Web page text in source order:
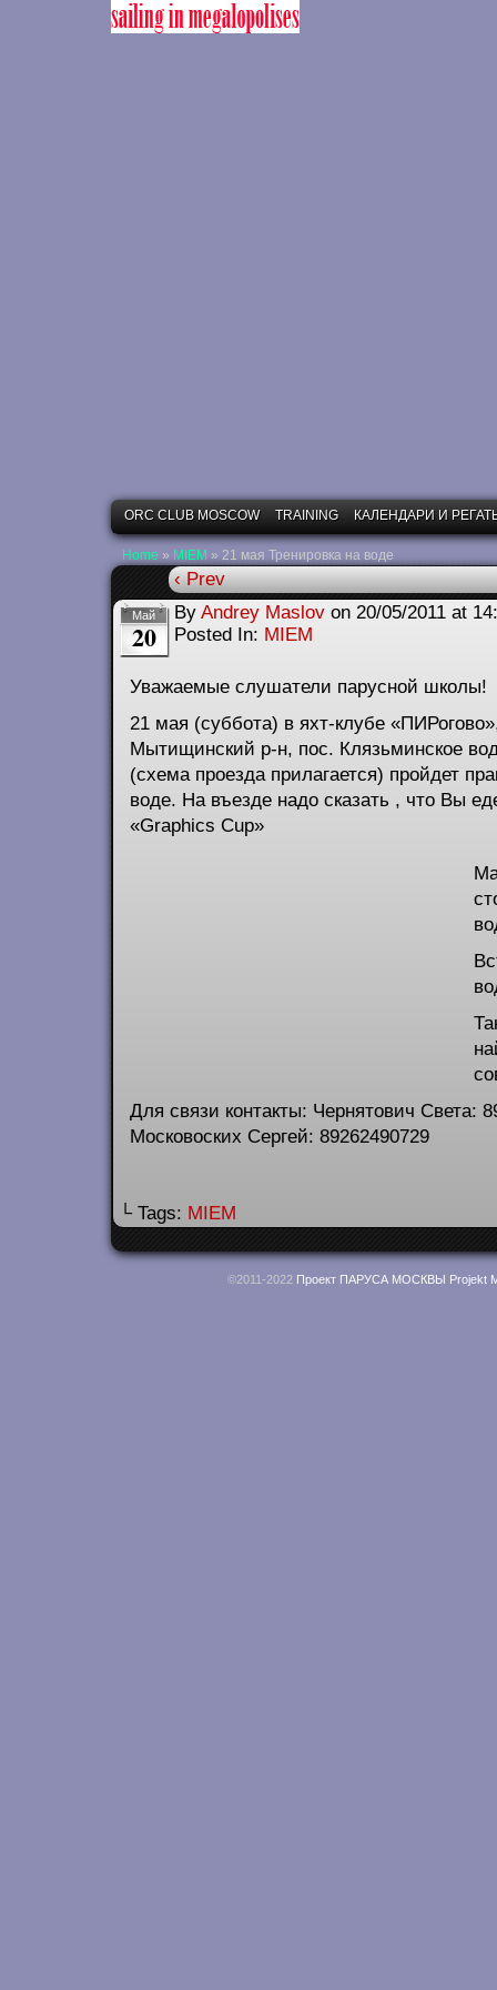
ORC CLUB MOSCOW TRAINING КАЛЕНДАРИ И
Home » MIEM » 21 мая Тренировка на воде
‹ Prev
Май
20
By Andrey Maslov on 20/05/2011 at
Posted In: MIEM
Уважаемые слушатели парусной школы!
21 мая (суббота) в яхт-клубе
Мытищинский р-н, пос. Клязьминское
(схема проезда прилагается) пройдет
воде. На въезде надо сказать , что Вы
«Graphics Cup»
Для связи контакты: Чернятович Света:
Московоских Сергей: 89262490729
└ Tags: MIEM
©2011-2022 Проект ПАРУСА МОСКВЫ Projekt